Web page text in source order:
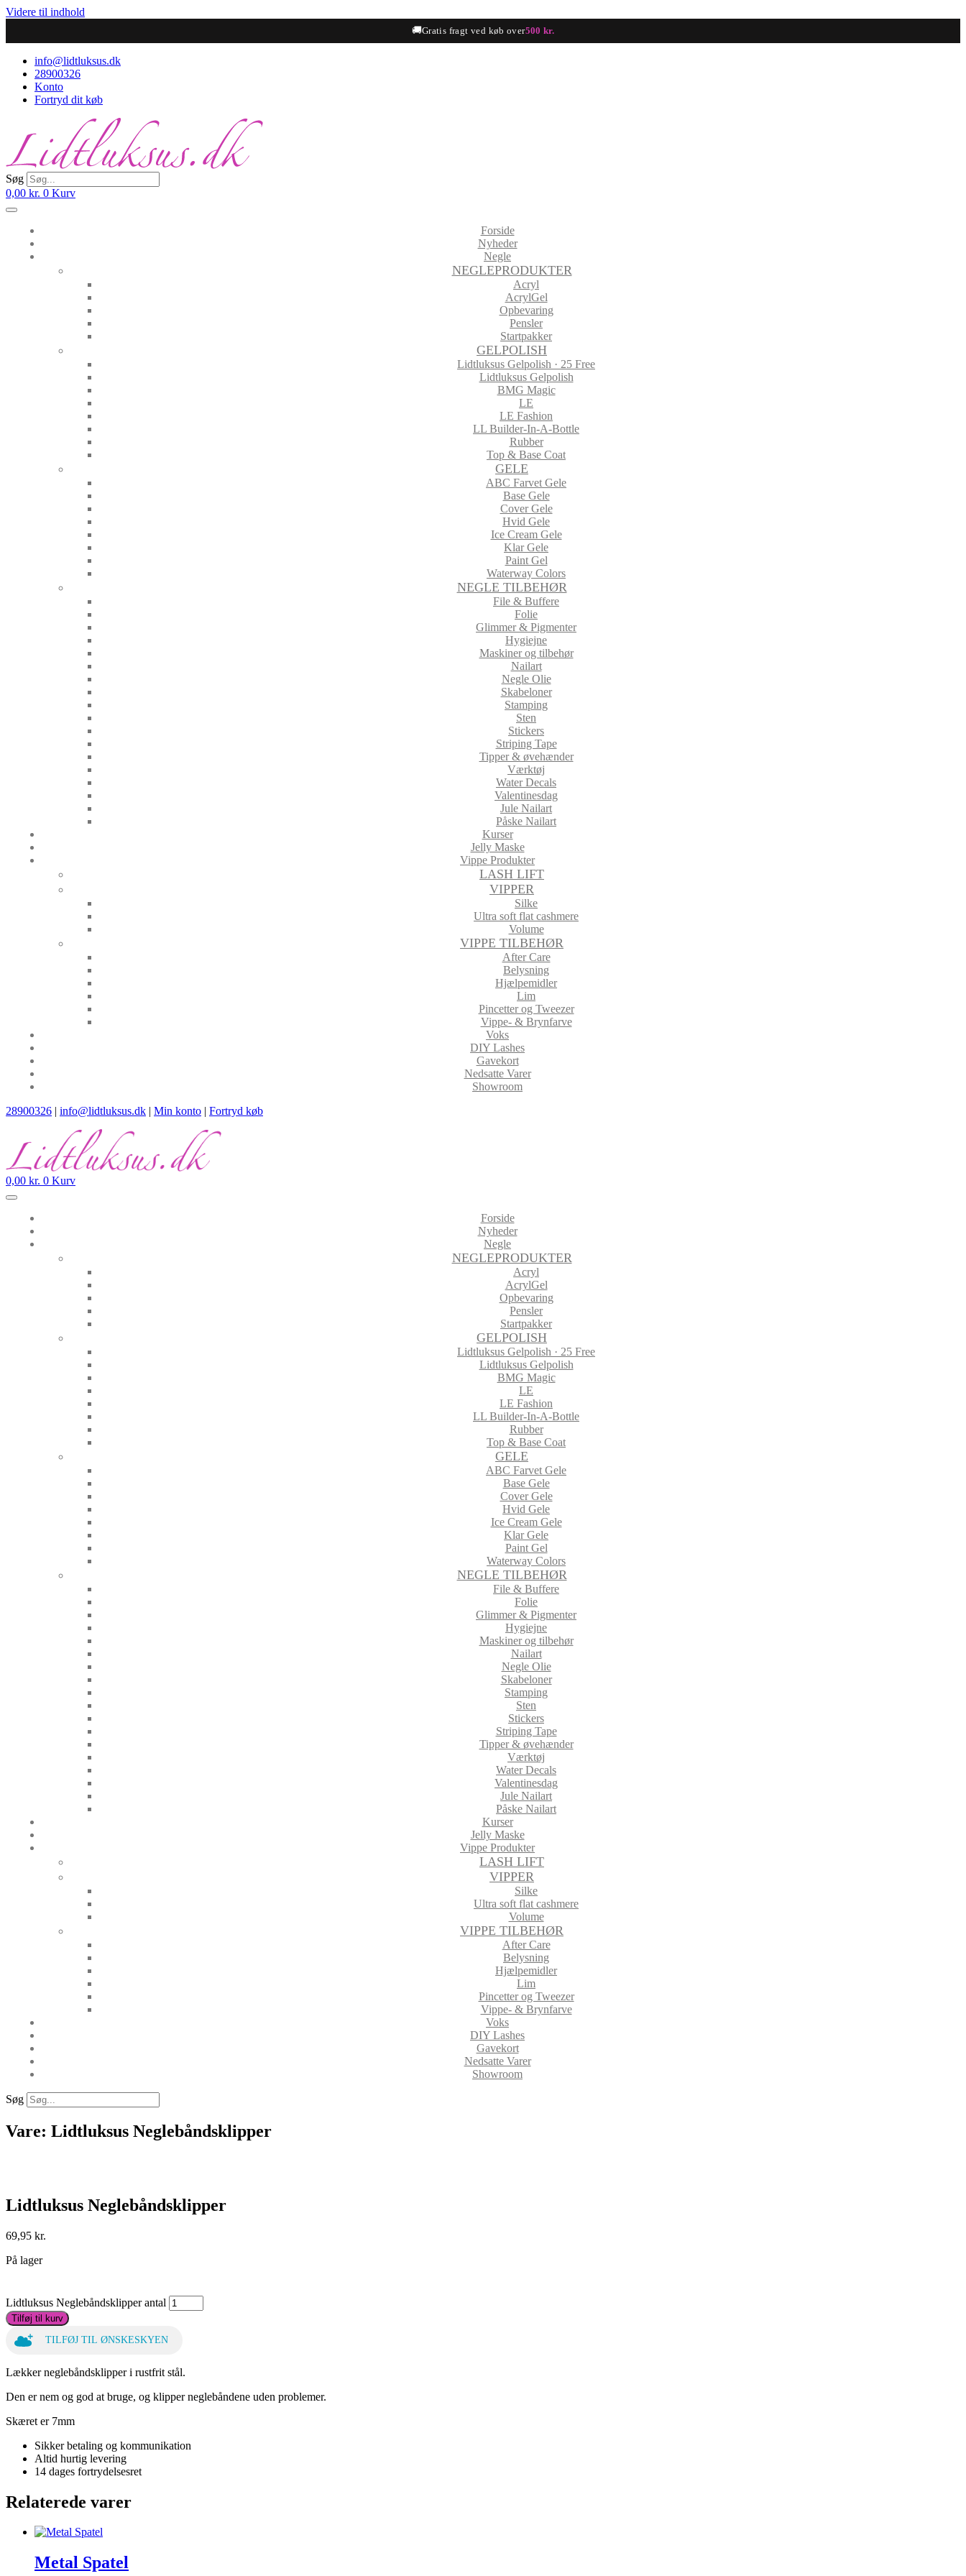
Videre til indhold
🚚Gratis fragt ved køb over500 kr.
info@lidtluksus.dk
28900326
Konto
Fortryd dit køb
Søg
0,00 kr. 0 Kurv
Forside
Nyheder
Negle
NEGLEPRODUKTER
Acryl
AcrylGel
Opbevaring
Pensler
Startpakker
GELPOLISH
Lidtluksus Gelpolish · 25 Free
Lidtluksus Gelpolish
BMG Magic
LE
LE Fashion
LL Builder-In-A-Bottle
Rubber
Top & Base Coat
GELE
ABC Farvet Gele
Base Gele
Cover Gele
Hvid Gele
Ice Cream Gele
Klar Gele
Paint Gel
Waterway Colors
NEGLE TILBEHØR
File & Buffere
Folie
Glimmer & Pigmenter
Hygiejne
Maskiner og tilbehør
Nailart
Negle Olie
Skabeloner
Stamping
Sten
Stickers
Striping Tape
Tipper & øvehænder
Værktøj
Water Decals
Valentinesdag
Jule Nailart
Påske Nailart
Kurser
Jelly Maske
Vippe Produkter
LASH LIFT
VIPPER
Silke
Ultra soft flat cashmere
Volume
VIPPE TILBEHØR
After Care
Belysning
Hjælpemidler
Lim
Pincetter og Tweezer
Vippe- & Brynfarve
Voks
DIY Lashes
Gavekort
Nedsatte Varer
Showroom
28900326 | info@lidtluksus.dk | Min konto | Fortryd køb
0,00 kr. 0 Kurv
Forside
Nyheder
Negle
NEGLEPRODUKTER
Acryl
AcrylGel
Opbevaring
Pensler
Startpakker
GELPOLISH
Lidtluksus Gelpolish · 25 Free
Lidtluksus Gelpolish
BMG Magic
LE
LE Fashion
LL Builder-In-A-Bottle
Rubber
Top & Base Coat
GELE
ABC Farvet Gele
Base Gele
Cover Gele
Hvid Gele
Ice Cream Gele
Klar Gele
Paint Gel
Waterway Colors
NEGLE TILBEHØR
File & Buffere
Folie
Glimmer & Pigmenter
Hygiejne
Maskiner og tilbehør
Nailart
Negle Olie
Skabeloner
Stamping
Sten
Stickers
Striping Tape
Tipper & øvehænder
Værktøj
Water Decals
Valentinesdag
Jule Nailart
Påske Nailart
Kurser
Jelly Maske
Vippe Produkter
LASH LIFT
VIPPER
Silke
Ultra soft flat cashmere
Volume
VIPPE TILBEHØR
After Care
Belysning
Hjælpemidler
Lim
Pincetter og Tweezer
Vippe- & Brynfarve
Voks
DIY Lashes
Gavekort
Nedsatte Varer
Showroom
Søg
Vare: Lidtluksus Neglebåndsklipper
Lidtluksus Neglebåndsklipper
69,95 kr.
På lager
Lidtluksus Neglebåndsklipper antal
Tilføj til kurv
TILFØJ TIL ØNSKESKYEN
Lækker neglebåndsklipper i rustfrit stål.
Den er nem og god at bruge, og klipper neglebåndene uden problemer.
Skæret er 7mm
Sikker betaling og kommunikation
Altid hurtig levering
14 dages fortrydelsesret
Relaterede varer
Metal Spatel